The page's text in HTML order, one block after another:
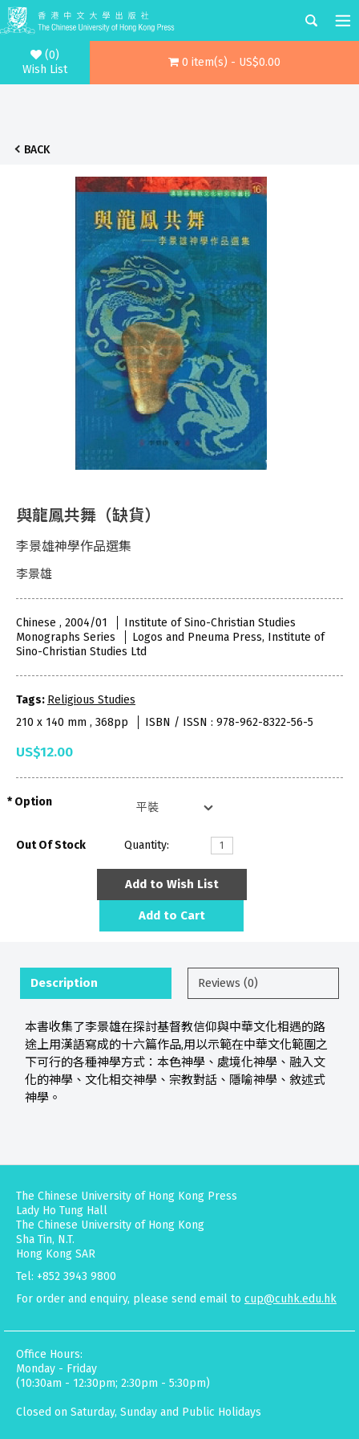
(0)
Wish List
0 item(s) - US$0.00
BACK
與龍鳳共舞（缺貨）
李景雄神學作品選集
李景雄
Chinese , 2004/01
Institute of Sino-Christian Studies
Monographs Series
Logos and Pneuma Press, Institute of
Sino-Christian Studies Ltd
Tags: Religious Studies
210 x 140 mm , 368pp
ISBN / ISSN : 978-962-8322-56-5
US$12.00
Option
Out Of Stock Quantity:
Add to Wish List
Add to Cart
Description Reviews (0)
本書收集了李景雄在探討基督教信仰與中華文化相遇的路
途上用漢語寫成的十六篇作品,用以示範在中華文化範圍之
下可行的各種神學方式：本色神學、處境化神學、融入文
化的神學、文化相交神學、宗教對話、隱喻神學、敘述式
神學。
The Chinese University of Hong Kong Press
Lady Ho Tung Hall
The Chinese University of Hong Kong
Sha Tin, N.T.
Hong Kong SAR
Tel: +852 3943 9800
For order and enquiry, please send email to cup@cuhk.edu.hk
Office Hours:
Monday - Friday
(10:30am - 12:30pm; 2:30pm - 5:30pm)
Closed on Saturday, Sunday and Public Holidays